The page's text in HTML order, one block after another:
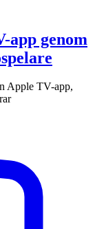
app genom
Apple TV-app,